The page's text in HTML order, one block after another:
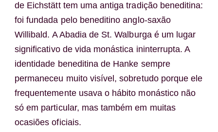
de Eichstätt tem uma antiga tradição beneditina:
foi fundada pelo beneditino anglo-saxão
Willibald. A Abadia de St. Walburga é um lugar
significativo de vida monástica ininterrupta. A
identidade beneditina de Hanke sempre
permaneceu muito visível, sobretudo porque ele
frequentemente usava o hábito monástico não
só em particular, mas também em muitas
ocasiões oficiais.